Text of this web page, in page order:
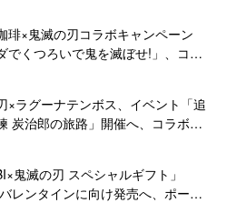
琲×鬼滅の刃コラボキャンペーン
でくつろいで鬼を滅ぼせ!」、コメ
×ラグーナテンボス、イベント「追
炭治郎の旅路」開催へ、コラボメ
鬼滅の刃 スペシャルギフト」
レンタインに向け発売へ、ポーチ